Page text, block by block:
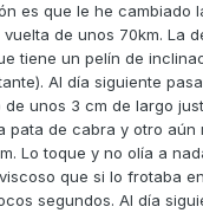
es que le he cambiado
de unos 70km. La
tiene un pelín de
Al día siguiente
unos 3 cm de largo
pata de cabra y otro aún
Lo toque y no olía a
que si lo frotaba
segundos. Al día